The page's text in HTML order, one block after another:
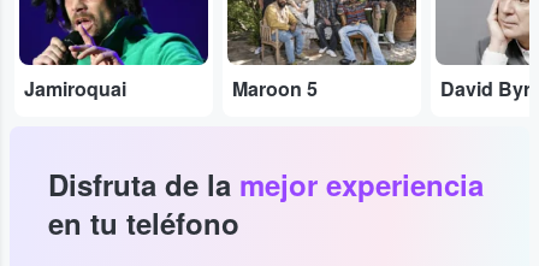
Jamiroquai Maroon 5 David
Disfruta de la mejor experiencia
en tu teléfono